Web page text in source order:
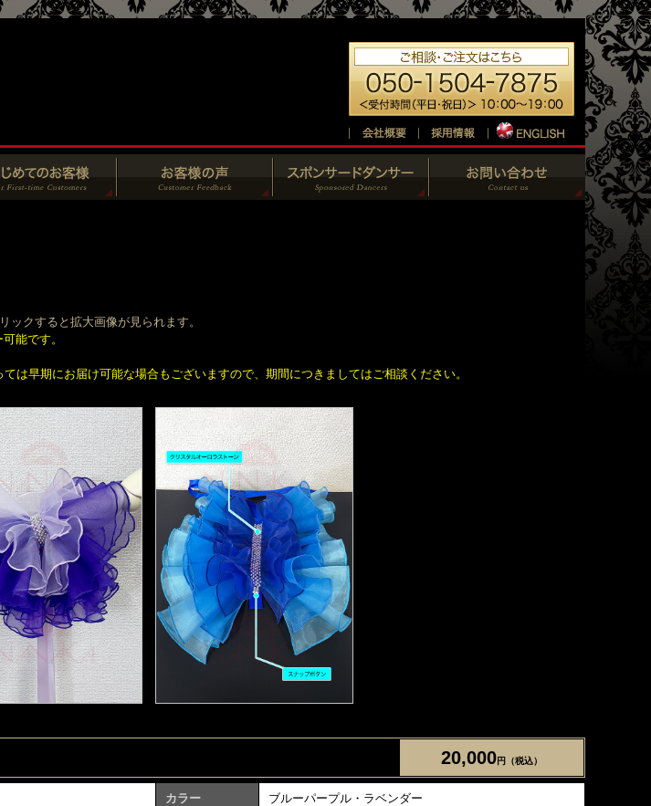
ックすると拡大画像が見られます。
能です。
は早期にお届け可能な場合もございますので、期間につきましてはご相談ください。
20,000円（税込）
カラー ブルーパープル・ラベンダー